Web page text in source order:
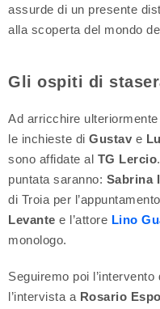
assurde di un presente
alla scoperta del mondo
Gli ospiti di
Ad arricchire ulteriormente
le inchieste di Gustav e
sono affidate al TG Lercio
puntata saranno: Sabrina
di Troia per l’appuntamento
Levante e l’attore Lino
monologo.
Seguiremo poi
l’intervista a Rosario